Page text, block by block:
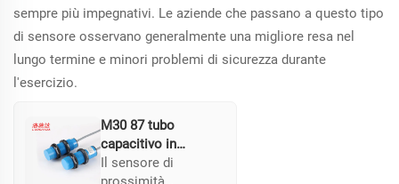
condizioni e
applicazioni
esigenti.
sempre più impegnativi. Le aziende che passano a questo tipo
di sensore osservano generalmente una migliore resa nel
lungo termine e minori problemi di sicurezza durante
l'esercizio.
M30 87 tubo
capacitivo in
plastica con cavo
Il sensore di